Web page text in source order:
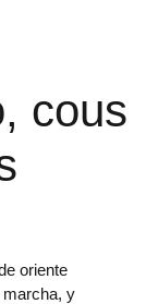
cous
oriente
marcha, y